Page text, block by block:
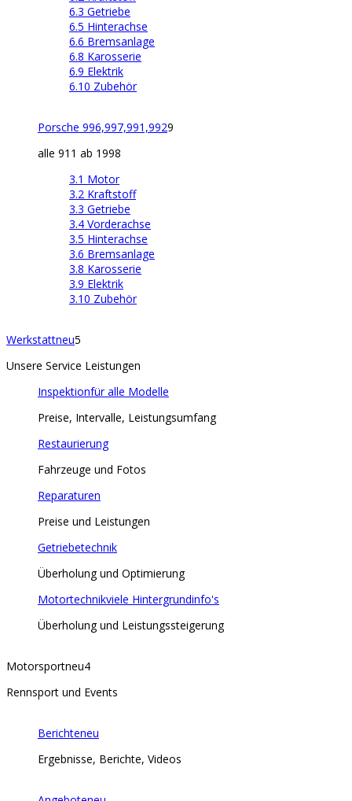
6.3 Getriebe
6.5 Hinterachse
6.6 Bremsanlage
6.8 Karosserie
6.9 Elektrik
6.10 Zubehör
Porsche 996,997,991,9929
alle 911 ab 1998
3.1 Motor
3.2 Kraftstoff
3.3 Getriebe
3.4 Vorderachse
3.5 Hinterachse
3.6 Bremsanlage
3.8 Karosserie
3.9 Elektrik
3.10 Zubehör
Werkstattneu5
Unsere Service Leistungen
Inspektionfür alle Modelle
Preise, Intervalle, Leistungsumfang
Restaurierung
Fahrzeuge und Fotos
Reparaturen
Preise und Leistungen
Getriebetechnik
Überholung und Optimierung
Motortechnikviele Hintergrundinfo's
Überholung und Leistungssteigerung
Motorsportneu4
Rennsport und Events
Berichteneu
Ergebnisse, Berichte, Videos